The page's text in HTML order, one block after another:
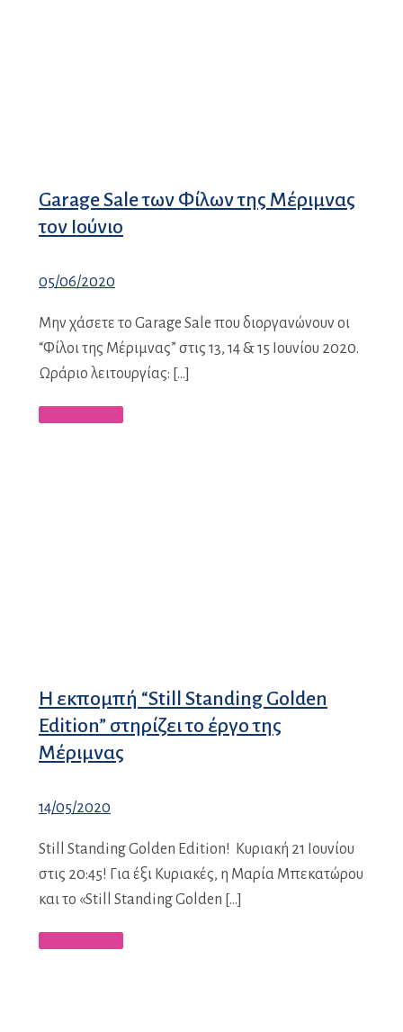
Garage Sale των Φίλων της Μέριμνας
τον Ιούνιο
05/06/2020
Μην χάσετε το Garage Sale που διοργανώνουν οι
“Φίλοι της Μέριμνας” στις 13, 14 & 15 Ιουνίου 2020.
Ωράριο λειτουργίας: […]
H εκπομπή “Still Standing Golden
Edition” στηρίζει το έργο της
Μέριμνας
14/05/2020
Still Standing Golden Edition! Κυριακή 21 Ιουνίου
στις 20:45! Για έξι Κυριακές, η Μαρία Μπεκατώρου
και το «Still Standing Golden […]